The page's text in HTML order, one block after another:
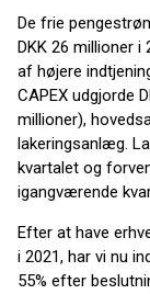
De frie
DKK 26 millioner i
af højere
CAPEX udgjorde
millioner),
lakeringsanlæg.
kvartalet og
igangværende
Efter at have
i 2021, har vi nu
55% efter